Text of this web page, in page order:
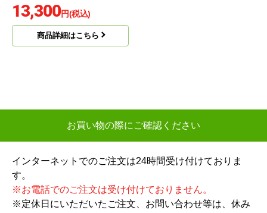
13,300円(税込)
商品詳細はこちら
お買い物の際にご確認ください
インターネットでのご注文は24時間受け付けておりま
す。
※お電話でのご注文は受け付けておりません。
※定休日にいただいたご注文、お問い合わせ等は、休み